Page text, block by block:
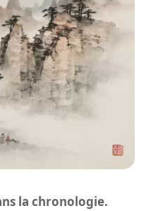
la chronologie.